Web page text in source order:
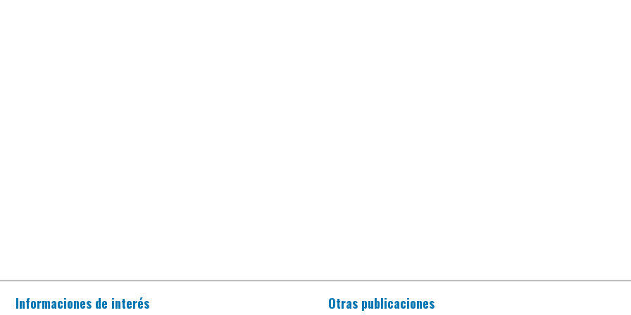
Informaciones de interés Otras publicaciones